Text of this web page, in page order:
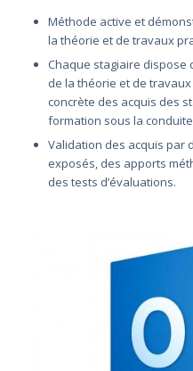
Méthode active et
la théorie et de travaux
Chaque stagiaire dispose
de la théorie et de
concrète des acquis des
formation sous la
Validation des acquis par
exposés, des apports
des tests d’évaluations.